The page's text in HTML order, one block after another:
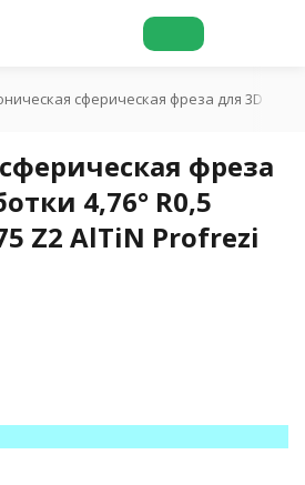
сферическая фреза для 3D
фреза
4,76° R0,5
Z2 AlTiN Profrezi